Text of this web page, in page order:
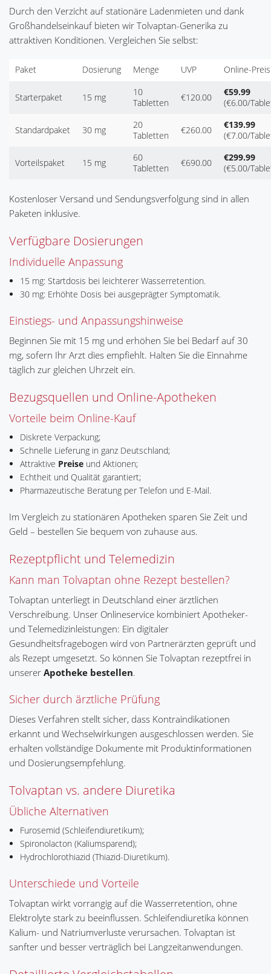
Durch den Verzicht auf stationäre Ladenmieten und dank
Großhandelseinkauf bieten wir Tolvaptan-Generika zu
attraktiven Konditionen. Vergleichen Sie selbst:
Paket Dosierung Menge UVP Online-Preis
Starterpaket 15 mg
10
Tabletten
€120.00
€59.99
(€6.00/
Standardpaket 30 mg
20
Tabletten
€260.00
€139.99
(€7.00/
Vorteilspaket 15 mg
60
Tabletten
€690.00
€299.99
(€5.00/
Kostenloser Versand und Sendungsverfolgung sind in allen
Paketen inklusive.
Verfügbare Dosierungen
Individuelle Anpassung
15 mg: Startdosis bei leichterer Wasserretention.
30 mg: Erhöhte Dosis bei ausgeprägter Symptomatik.
Einstiegs- und Anpassungshinweise
Beginnen Sie mit 15 mg und erhöhen Sie bei Bedarf auf 30
mg, sofern Ihr Arzt dies empfiehlt. Halten Sie die Einnahme
täglich zur gleichen Uhrzeit ein.
Bezugsquellen und Online-Apotheken
Vorteile beim Online-Kauf
Diskrete Verpackung;
Schnelle Lieferung in ganz Deutschland;
Attraktive Preiseund Aktionen;
Echtheit und Qualität garantiert;
Pharmazeutische Beratung per Telefon und E-Mail.
Im Vergleich zu stationären Apotheken sparen Sie Zeit und
Geld – bestellen Sie bequem von zuhause aus.
Rezeptpflicht und Telemedizin
Kann man Tolvaptan ohne Rezept bestellen?
Tolvaptan unterliegt in Deutschland einer ärztlichen
Verschreibung. Unser Onlineservice kombiniert Apotheker-
und Telemedizinleistungen: Ein digitaler
Gesundheitsfragebogen wird von Partnerärzten geprüft und
als Rezept umgesetzt. So können Sie Tolvaptan rezeptfrei in
unserer Apotheke bestellen.
Sicher durch ärztliche Prüfung
Dieses Verfahren stellt sicher, dass Kontraindikationen
erkannt und Wechselwirkungen ausgeschlossen werden. Sie
erhalten vollständige Dokumente mit Produktinformationen
und Dosierungsempfehlung.
Tolvaptan vs. andere Diuretika
Übliche Alternativen
Furosemid (Schleifendiuretikum);
Spironolacton (Kaliumsparend);
Hydrochlorothiazid (Thiazid-Diuretikum).
Unterschiede und Vorteile
Tolvaptan wirkt vorrangig auf die Wasser­retention, ohne
Elektrolyte stark zu beeinflussen. Schleifendiuretika können
Kalium- und Natriumverluste verursachen. Tolvaptan ist
sanfter und besser verträglich bei Langzeitanwendungen.